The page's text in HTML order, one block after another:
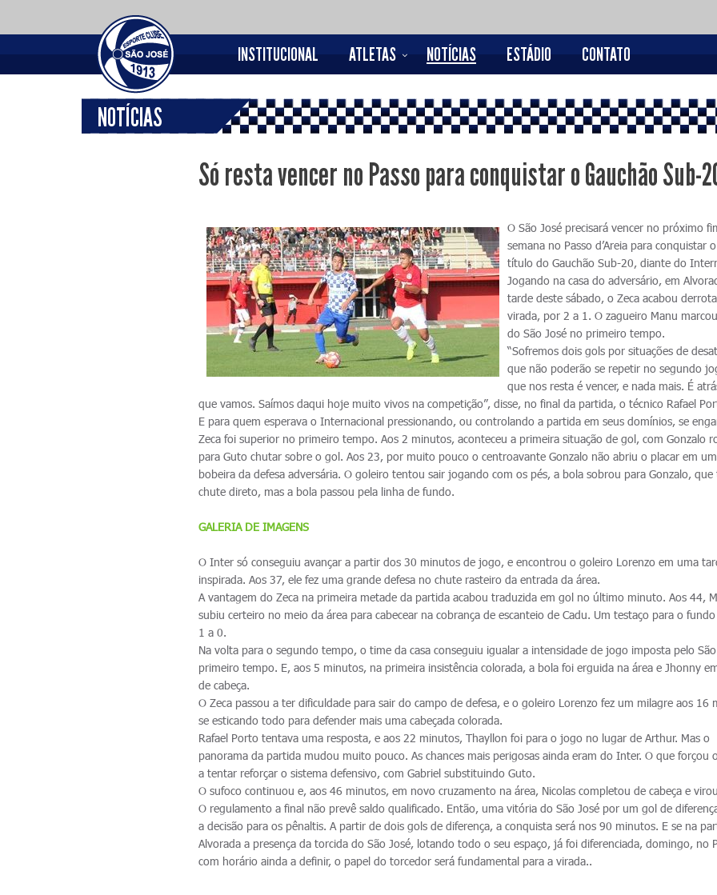
INSTITUCIONAL ATLETAS NOTÍCIAS ESTÁDIO CONTATO
NOTÍCIAS
Só resta vencer no Passo para conquistar o Gauchão Sub-
O São José precisará vencer no próximo
semana no Passo d’Areia para conquistar
título do Gauchão Sub-20, diante do
Jogando na casa do adversário, em
tarde deste sábado, o Zeca acabou
virada, por 2 a 1. O zagueiro Manu
do São José no primeiro tempo.
“Sofremos dois gols por situações de
que não poderão se repetir no segundo
que nos resta é vencer, e nada mais. É
que vamos. Saímos daqui hoje muito vivos na competição”, disse, no final da partida, o técnico Rafael
E para quem esperava o Internacional pressionando, ou controlando a partida em seus domínios, se
Zeca foi superior no primeiro tempo. Aos 2 minutos, aconteceu a primeira situação de gol, com Gonzalo
para Guto chutar sobre o gol. Aos 23, por muito pouco o centroavante Gonzalo não abriu o placar em
bobeira da defesa adversária. O goleiro tentou sair jogando com os pés, a bola sobrou para Gonzalo,
chute direto, mas a bola passou pela linha de fundo.
GALERIA DE IMAGENS
O Inter só conseguiu avançar a partir dos 30 minutos de jogo, e encontrou o goleiro Lorenzo em uma
inspirada. Aos 37, ele fez uma grande defesa no chute rasteiro da entrada da área.
A vantagem do Zeca na primeira metade da partida acabou traduzida em gol no último minuto. Aos 44,
subiu certeiro no meio da área para cabecear na cobrança de escanteio de Cadu. Um testaço para o
1 a 0.
Na volta para o segundo tempo, o time da casa conseguiu igualar a intensidade de jogo imposta pelo
primeiro tempo. E, aos 5 minutos, na primeira insistência colorada, a bola foi erguida na área e Jhonny
de cabeça.
O Zeca passou a ter dificuldade para sair do campo de defesa, e o goleiro Lorenzo fez um milagre aos 16
se esticando todo para defender mais uma cabeçada colorada.
Rafael Porto tentava uma resposta, e aos 22 minutos, Thayllon foi para o jogo no lugar de Arthur. Mas o
panorama da partida mudou muito pouco. As chances mais perigosas ainda eram do Inter. O que forçou
a tentar reforçar o sistema defensivo, com Gabriel substituindo Guto.
O sufoco continuou e, aos 46 minutos, em novo cruzamento na área, Nicolas completou de cabeça e
O regulamento a final não prevê saldo qualificado. Então, uma vitória do São José por um gol de
a decisão para os pênaltis. A partir de dois gols de diferença, a conquista será nos 90 minutos. E se na
Alvorada a presença da torcida do São José, lotando todo o seu espaço, já foi diferenciada, domingo, no
com horário ainda a definir, o papel do torcedor será fundamental para a virada..